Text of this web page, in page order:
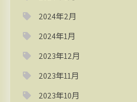
2024年2月
2024年1月
2023年12月
2023年11月
2023年10月